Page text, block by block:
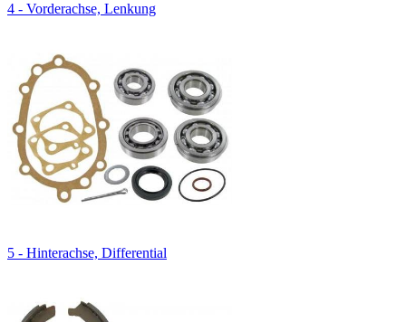
4 - Vorderachse, Lenkung
5 - Hinterachse, Differential